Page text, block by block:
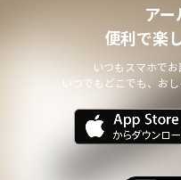
ア
便利で楽
いつもスマホで
いつでもどこでも、お